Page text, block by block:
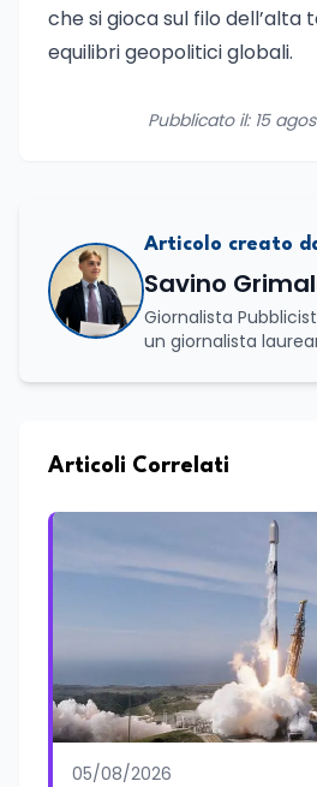
che si gioca sul filo dell’alta
equilibri geopolitici globali.
Pubblicato il: 15
Articolo creato
Savino
Giornalista
un giornalista
maturata nel
professionale,
attive del lavoro e
legano istruzione,
sviluppo delle
preparazione
affianca una
lettura e per il
arricchiscono il
culturale. Spazia
diverse tematiche,
proprio punto di
sensibilità e spirito
Articoli Correlati
05/08/2026